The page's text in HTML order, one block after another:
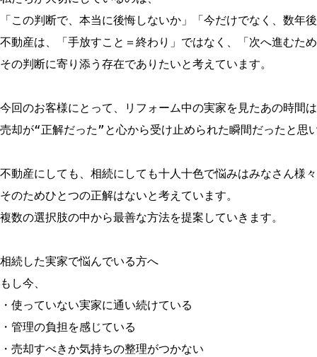
「この判断で、本当に後悔しないか」「今だけでなく、数年
不動産は、「手放すこと＝終わり」ではなく、「次へ進むた
その判断に寄り添う存在でありたいと考えています。
今回のお客様にとって、リフォーム中の実家を見たあの時間
売却が“正解だった”と心から受け止められた瞬間だったと思
不動産にしても、相続にしても十人十色で悩みはみなさん様
そのためひとつの正解はないと考えています。
複数の選択肢の中から最善な方法を提案していきます。
相続した実家で悩んでいる方へ
もし今、
・使っていない実家に通い続けている
・管理の負担を感じている
・売却すべきか気持ちの整理がつかない